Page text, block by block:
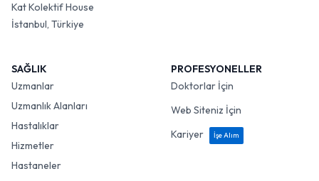
Kat Kolektif House
İstanbul, Türkiye
SAĞLIK
Uzmanlar
Uzmanlık Alanları
Hastalıklar
Hizmetler
Hastaneler
PROFESYONELLER
Doktorlar İçin
Web Siteniz İçin
Kariyer
İşe Alım